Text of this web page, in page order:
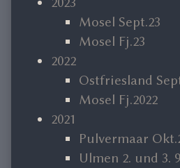
Mosel Sept.23
Mosel Fj.23
2022
Ostfriesland
Mosel Fj.2022
2021
Pulvermaar
Ulmen 2. und 3.